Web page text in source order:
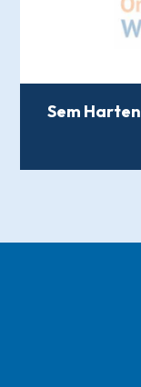
Sem Harten